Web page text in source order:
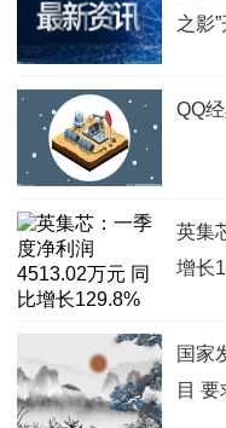
之影
QQ
英集
增长
国家
目